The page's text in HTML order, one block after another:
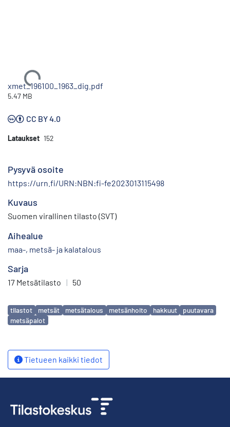
Ladataan...
xmet_196100_1963_dig.pdf
5.47 MB
CC BY 4.0
Lataukset 152
Pysyvä osoite
https://urn.fi/URN:NBN:fi-fe2023013115498
Kuvaus
Suomen virallinen tilasto (SVT)
Aihealue
maa-, metsä- ja kalatalous
Sarja
17 Metsätilasto | 50
Avainsanat
tilastot metsät metsätalous metsänhoito hakkuut
puutavara
metsäpalot
Tietueen kaikki tiedot